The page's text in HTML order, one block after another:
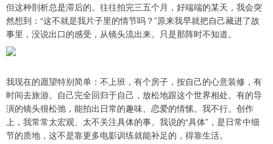
但这种剖析总是滞后的。往往拍完三五个月，好端端的某天，我会突
然想到：“这不就是我片子里的情节吗？”原来我早就把自己藏进了故
事里，没说出口的感受，从镜头流出来。只是那阵时不知道。
我现在的愿望特别简单：不上班，有个房子，按自己的心意装修，有
时间去旅游。自己完全回归于自己，放松地跟这个世界相处。有的导
演的镜头很松弛，能拍出日常的趣味、恋爱的情愫。我不行。创作
上，我常常太宏观、太不关注具体的事。我说的“具体”，是日常中细
节的质地，这不是靠更多电影训练就能补足的，得靠生活。